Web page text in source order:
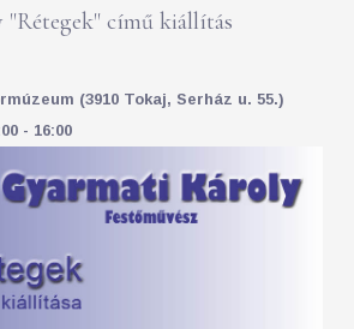
című kiállítás
(3910 Tokaj, Serház u. 55.)
- 16:00